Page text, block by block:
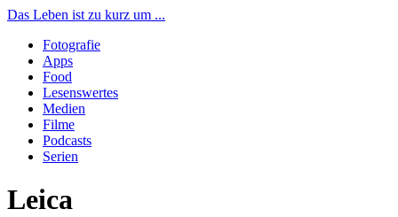
Das Leben ist zu kurz um ...
Fotografie
Apps
Food
Lesenswertes
Medien
Filme
Podcasts
Serien
Leica